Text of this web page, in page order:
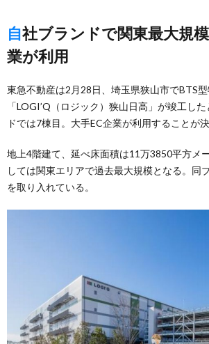
自社ブランドで関東最大規模、大手EC企
業が利用
東急不動産は2月28日、埼玉県狭山市でBTS
「LOGI’Q（ロジック）狭山日高」が竣工し
ドでは7棟目。大手EC企業が利用することが
地上4階建て、延べ床面積は11万3850平方メ
しては関東エリアで過去最大規模となる。同
を取り入れている。